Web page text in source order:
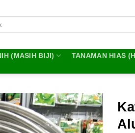
(MASIH BIJI) TANAMAN HIAS